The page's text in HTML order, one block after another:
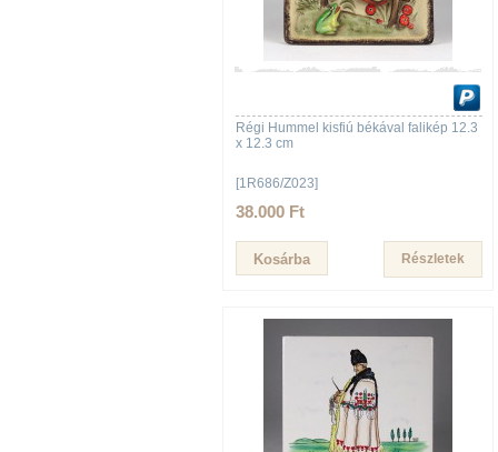
Régi Hummel kisfiú békával falikép 12.3
x 12.3 cm
[1R686/Z023]
38.000 Ft
Részletek